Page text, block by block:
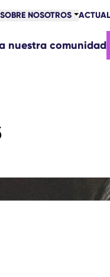
SOBRE NOSOTROS
nuestra comunidad